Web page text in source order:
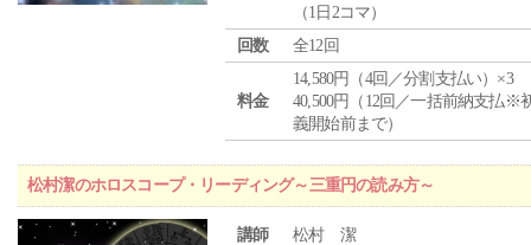
（1日2コマ）
回数
全12回
料金
14,580円（4回／分割支払い）×3
40,500円（12回／一括前納支払※
義開始前まで）
松村潔のホロスコープ・リーディング～三重円の読み方～
講師
松村 潔